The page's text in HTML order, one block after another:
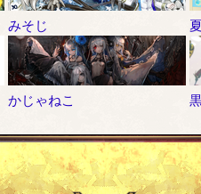
みそじ
かじゃねこ